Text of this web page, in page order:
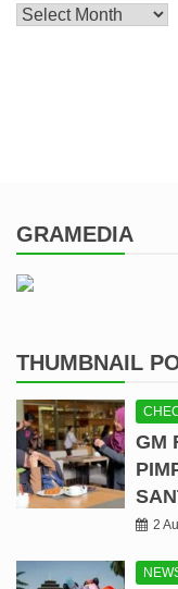
Archive
GRAMEDIA
THUMBNAIL
GM
2